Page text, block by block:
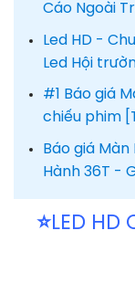
Cáo Ngoài
Led HD -
Led Hội
#1 Báo giá
chiếu phim
Báo giá
Hành 36T -
⭐LED HD